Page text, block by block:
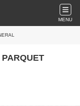
MENU